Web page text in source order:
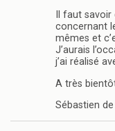
Il faut
concernant
mêmes et
J’aurais
j’ai réalisé
A très
Sébastien de